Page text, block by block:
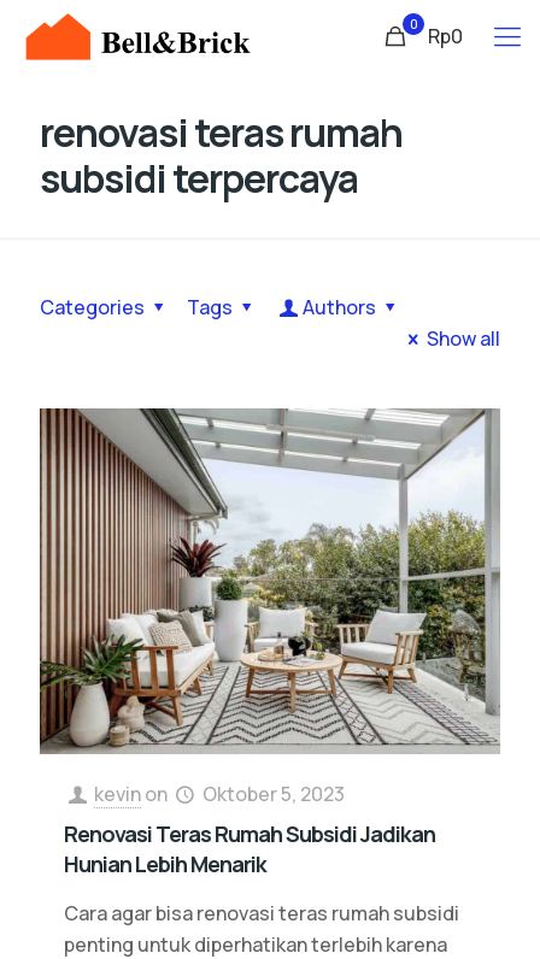
0 Rp0
renovasi teras rumah
subsidi terpercaya
Categories Tags
Authors
Show all
kevinon Oktober 5, 2023
Renovasi Teras Rumah Subsidi Jadikan
Hunian Lebih Menarik
Cara agar bisa renovasi teras rumah subsidi
penting untuk diperhatikan terlebih karena